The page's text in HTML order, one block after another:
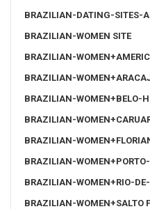
BRAZILIAN-DATING-SITES-
BRAZILIAN-WOMEN SITE
BRAZILIAN-
BRAZILIAN-
BRAZILIAN-WOMEN+BELO-
BRAZILIAN-
BRAZILIAN-
BRAZILIAN-WOMEN+PORTO-
BRAZILIAN-WOMEN+RIO-
BRAZILIAN-WOMEN+SALTO